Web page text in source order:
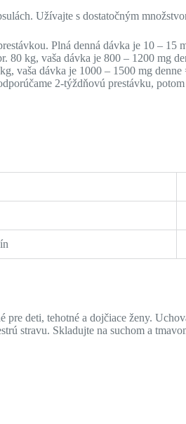
Užívajte s dostatočným
Plná denná dávka je 10 – 15
80 kg, vaša dávka je 800 – 1200 mg
vaša dávka je 1000 – 1500 mg denne
2-týždňovú prestávku,
deti, tehotné a dojčiace ženy.
stravu. Skladujte na suchom a